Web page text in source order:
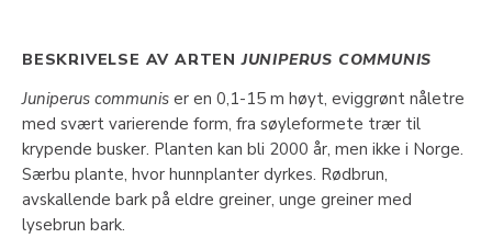
BESKRIVELSE AV ARTENJUNIPERUS COMMUNIS
Juniperus communis er en 0,1-15 m høyt, eviggrønt nåletre
med svært varierende form, fra søyleformete trær til
krypende busker. Planten kan bli 2000 år, men ikke i Norge.
Særbu plante, hvor hunnplanter dyrkes. Rødbrun,
avskallende bark på eldre greiner, unge greiner med
lysebrun bark.